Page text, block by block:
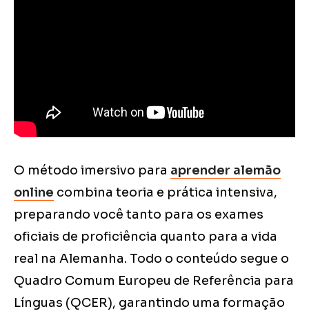
O método imersivo para aprender alemão
online combina teoria e prática intensiva,
preparando você tanto para os exames
oficiais de proficiência quanto para a vida
real na Alemanha. Todo o conteúdo segue o
Quadro Comum Europeu de Referência para
Línguas (QCER), garantindo uma formação